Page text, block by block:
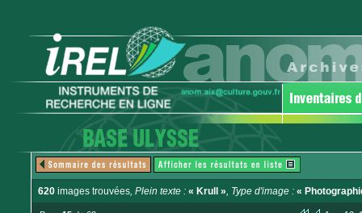
620 images trouvées, Plein texte : « Krull », Type d'image : «